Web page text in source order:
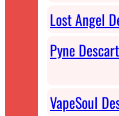
Lost Angel
Pyne
VapeSoul